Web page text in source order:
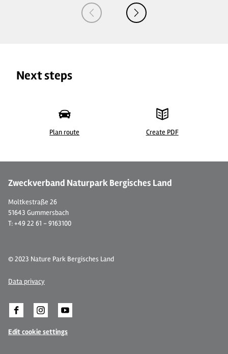
Next steps
Plan route Create PDF
Zweckverband Naturpark Bergisches Land
Moltkestraße 26
51643 Gummersbach
T: +49 22 61 - 9163100
© 2023 Nature Park Bergisches Land
Data privacy
Edit cookie settings